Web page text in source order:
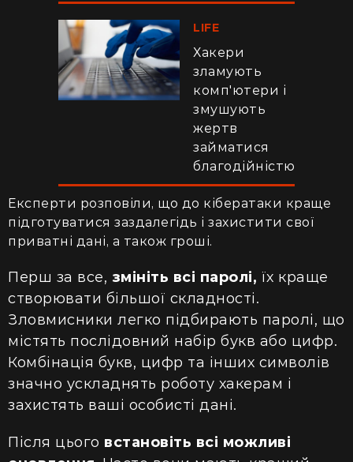
LIFE
Хакери
зламують
комп'ютери і
змушують
жертв
займатися
благодійністю
Експерти розповіли, що до кібератаки краще
підготуватися заздалегідь і захистити свої
приватні дані, а також гроші.
Перш за все, змініть всі паролі, їх краще
створювати більшої складності.
Зловмисники легко підбирають паролі, що
містять послідовний набір букв або цифр.
Комбінація букв, цифр та інших символів
значно ускладнять роботу хакерам і
захистять ваші особисті дані.
Після цього встановіть всі можливі